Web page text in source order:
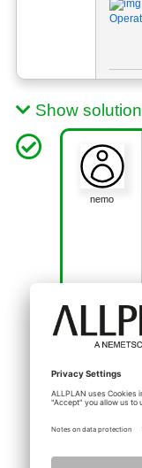
Show solution
nemo